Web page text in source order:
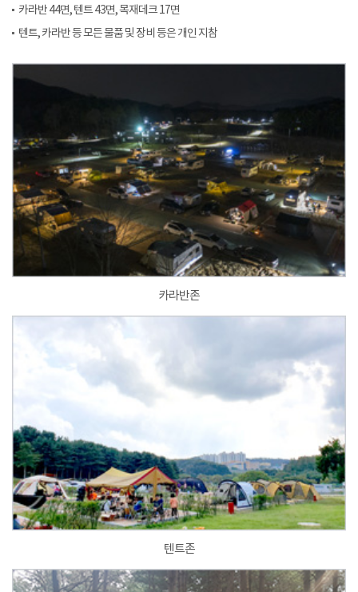
카라반 44면, 텐트 43면, 목재데크 17면
텐트, 카라반 등 모든 물품 및 장비 등은 개인 지참
카라반존
텐트존